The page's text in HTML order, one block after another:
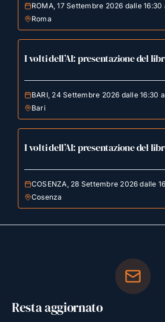
ROMA, 17 Settembre 2026 dalle 16:30
Roma
I volti dell’AI: presentazione del
BARI, 24 Settembre 2026 dalle 16:30
Bari
I volti dell’AI: presentazione del
COSENZA, 28 Settembre 2026 dalle
Cosenza
Resta aggiornato